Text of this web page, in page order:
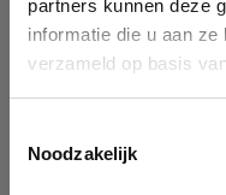
partners kunnen deze
informatie die u aan
verzameld op basis
Noodzakelijk
You can search a company
enterprise ID. When a
form. If you don't find your
Ok